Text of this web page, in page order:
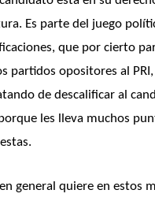
Es parte del juego
que por cierto
partidos opositores al PRI,
de descalificar al
les lleva muchos
general quiere en estos